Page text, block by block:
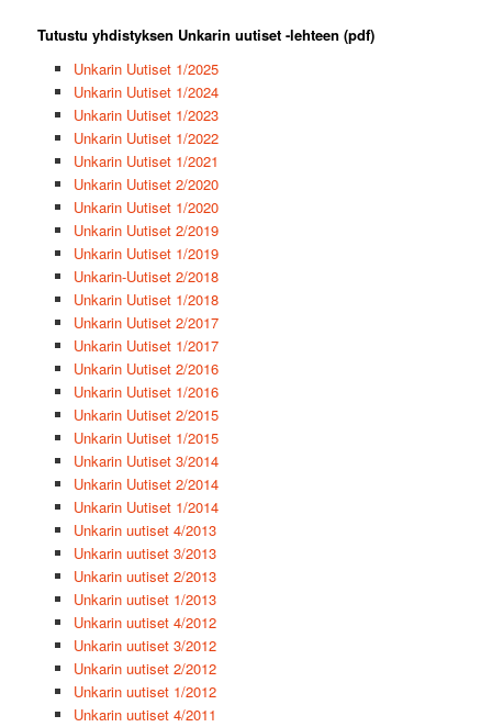
Tutustu yhdistyksen Unkarin uutiset -lehteen (pdf)
Unkarin Uutiset 1/2025
Unkarin Uutiset 1/2024
Unkarin Uutiset 1/2023
Unkarin Uutiset 1/2022
Unkarin Uutiset 1/2021
Unkarin Uutiset 2/2020
Unkarin Uutiset 1/2020
Unkarin Uutiset 2/2019
Unkarin Uutiset 1/2019
Unkarin-Uutiset 2/2018
Unkarin Uutiset 1/2018
Unkarin Uutiset 2/2017
Unkarin Uutiset 1/2017
Unkarin Uutiset 2/2016
Unkarin Uutiset 1/2016
Unkarin Uutiset 2/2015
Unkarin Uutiset 1/2015
Unkarin Uutiset 3/2014
Unkarin Uutiset 2/2014
Unkarin Uutiset 1/2014
Unkarin uutiset 4/2013
Unkarin uutiset 3/2013
Unkarin uutiset 2/2013
Unkarin uutiset 1/2013
Unkarin uutiset 4/2012
Unkarin uutiset 3/2012
Unkarin uutiset 2/2012
Unkarin uutiset 1/2012
Unkarin uutiset 4/2011